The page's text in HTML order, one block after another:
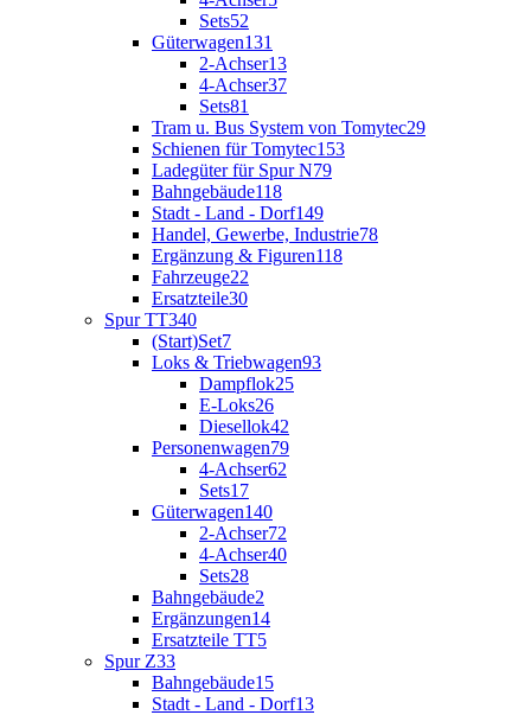
Sets52
Güterwagen131
2-Achser13
4-Achser37
Sets81
Tram u. Bus System von Tomytec29
Schienen für Tomytec153
Ladegüter für Spur N79
Bahngebäude118
Stadt - Land - Dorf149
Handel, Gewerbe, Industrie78
Ergänzung & Figuren118
Fahrzeuge22
Ersatzteile30
Spur TT340
(Start)Set7
Loks & Triebwagen93
Dampflok25
E-Loks26
Diesellok42
Personenwagen79
4-Achser62
Sets17
Güterwagen140
2-Achser72
4-Achser40
Sets28
Bahngebäude2
Ergänzungen14
Ersatzteile TT5
Spur Z33
Bahngebäude15
Stadt - Land - Dorf13